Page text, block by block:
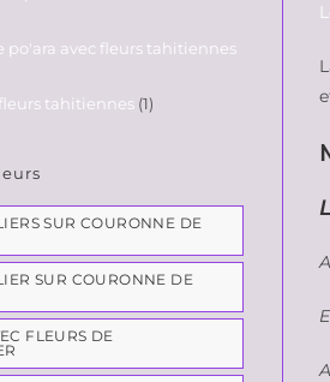
po'ara avec fleurs tahitiennes
tahitiennes 1
SUR COURONNE DE
SUR COURONNE DE
FLEURS DE